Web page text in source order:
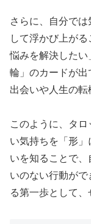
さらに、自分で
して浮かび上が
悩みを解決した
輪」のカードが
出会いや人生の転
このように、タ
い気持ちを「形
いを知ることで
いのない行動が
る第一歩として、